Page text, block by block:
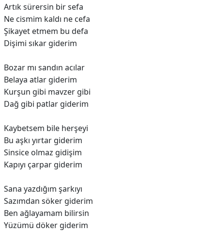
Artık sürersin bir sefa
Ne cismim kaldı ne cefa
Şikayet etmem bu defa
Dişimi sıkar giderim
Bozar mı sandın acılar
Belaya atlar giderim
Kurşun gibi mavzer gibi
Dağ gibi patlar giderim
Kaybetsem bile herşeyi
Bu aşkı yırtar giderim
Sinsice olmaz gidişim
Kapıyı çarpar giderim
Sana yazdığım şarkıyı
Sazımdan söker giderim
Ben ağlayamam bilirsin
Yüzümü döker giderim